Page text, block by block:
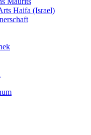
Haifa (Israel)